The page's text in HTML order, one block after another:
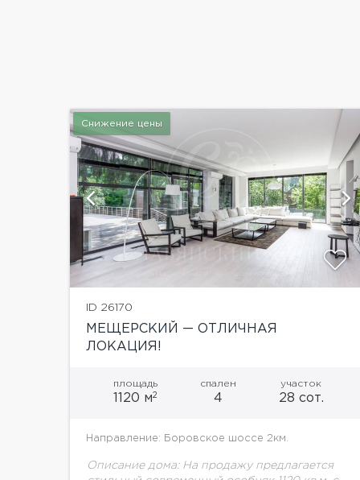
Снижение цены
ID 26170
МЕЩЕРСКИЙ — ОТЛИЧНАЯ
ЛОКАЦИЯ!
площадь
1120 м2
спален
4
участок
28 сот.
Направление: Боровское шоссе 2км.
Описание дома: На продажу предлагается
показать ещё 13 фотографий